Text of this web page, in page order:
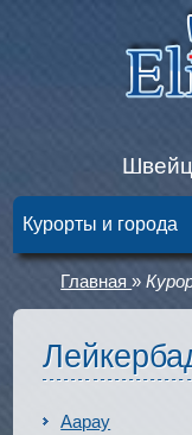
Курорты и города
Главная»
Аарау